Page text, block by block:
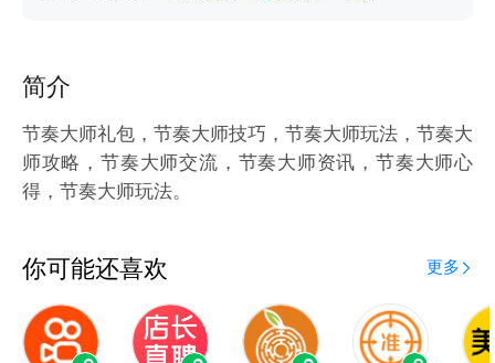
简介
节奏大师礼包，节奏大师技巧，节奏大师玩法，节奏大
师攻略，节奏大师交流，节奏大师资讯，节奏大师心
得，节奏大师玩法。
你可能还喜欢 更多